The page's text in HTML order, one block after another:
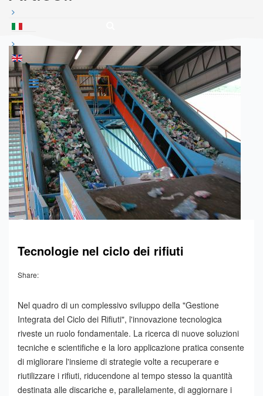
Tecnologie nel ciclo dei rifiuti
Share:
Nel quadro di un complessivo sviluppo della "Gestione
Integrata del Ciclo dei Rifiuti", l'innovazione tecnologica
riveste un ruolo fondamentale. La ricerca di nuove soluzioni
tecniche e scientifiche e la loro applicazione pratica consente
di migliorare l'insieme di strategie volte a recuperare e
riutilizzare i rifiuti, riducendone al tempo stesso la quantità
destinata alle discariche e, parallelamente, di aggiornare i